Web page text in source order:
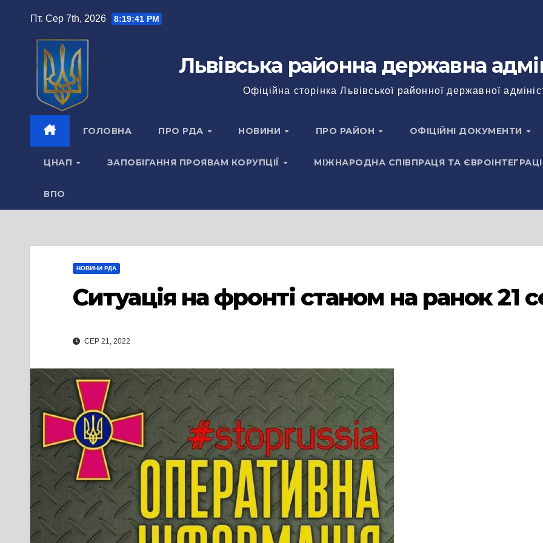
Пт. Сер 7th, 2026 8:19:42 PM
Львівська районна державна
Офіційна сторінка Львівської районної державної
ГОЛОВНА ПРО РДА НОВИНИ ПРО РАЙОН ОФІЦІЙНІ ДОКУМЕНТИ
ЦНАП ЗАПОБІГАННЯ ПРОЯВАМ КОРУПЦІЇ МІЖНАРОДНА СПІВПРАЦЯ ТА
ВПО
НОВИНИ РДА
Ситуація на фронті станом на ранок 21
СЕР 21, 2022